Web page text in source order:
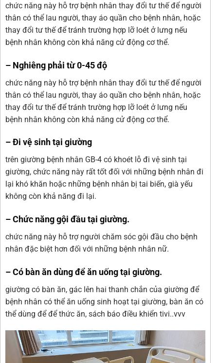
chức năng này hỗ trợ bệnh nhân thay đổi tư thế để người
thân có thể lau người, thay áo quần cho bệnh nhân, hoặc
thay đổi tư thế để tránh trường hợp lỡ loét ở lưng nếu
bệnh nhân không còn khả năng cử động cơ thể.
– Nghiêng phải từ 0-45 độ
chức năng này hỗ trợ bệnh nhân thay đổi tư thế để người
thân có thể lau người, thay áo quần cho bệnh nhân, hoặc
thay đổi tư thế để tránh trường hợp lỡ loét ở lưng nếu
bệnh nhân không còn khả năng cử động cơ thể.
– Đi vệ sinh tại giường
trên giường bệnh nhân GB-4 có khoét lỗ đi vệ sinh tại
giường, chức năng này rất tốt đối với những bệnh nhân đi
lại khó khăn hoặc những bệnh nhân bị tai biến, già yếu
không còn khả năng đi lại.
– Chức năng gội đầu tại giường.
chức năng này hỗ trợ người chăm sóc gội đầu cho bệnh
nhân đặc biệt hơn đối với những bệnh nhân nữ.
– Có bàn ăn dùng để ăn uống tại giường.
giường có bàn ăn, gác lên hai thanh chắn của giường để
bệnh nhân có thể ăn uống sinh hoạt tại giường, bàn ăn có
thể dùng để để thức ăn, sách báo điều khiển tivi..vvv